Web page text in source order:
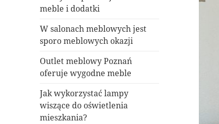
meble i dodatki
W salonach meblowych jest
sporo meblowych okazji
Outlet meblowy Poznań
oferuje wygodne meble
Jak wykorzystać lampy
wiszące do oświetlenia
mieszkania?